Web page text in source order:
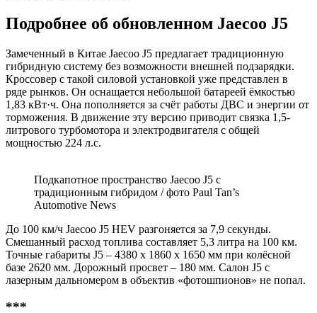
Подробнее об обновленном Jaecoo J5
Замеченный в Китае Jaecoo J5 предлагает традиционную
гибридную систему без возможности внешней подзарядки.
Кроссовер с такой силовой установкой уже представлен в
ряде рынков. Он оснащается небольшой батареей ёмкостью
1,83 кВт·ч. Она пополняется за счёт работы ДВС и энергии от
торможения. В движение эту версию приводит связка 1,5-
литрового турбомотора и электродвигателя с общей
мощностью 224 л.с.
Подкапотное пространство Jaecoo J5 с
традиционным гибридом / фото Paul Tan’s
Automotive News
До 100 км/ч Jaecoo J5 HEV разгоняется за 7,9 секунды.
Смешанный расход топлива составляет 5,3 литра на 100 км.
Точные габариты J5 – 4380 х 1860 х 1650 мм при колёсной
базе 2620 мм. Дорожный просвет – 180 мм. Салон J5 с
лазерным дальномером в объектив «фотошпионов» не попал.
***